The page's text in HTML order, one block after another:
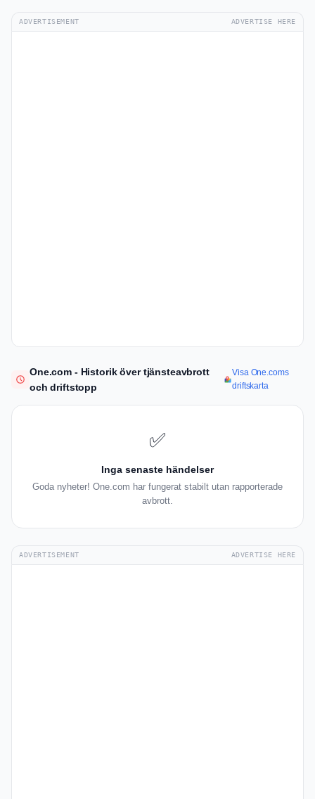
ADVERTISEMENT ADVERTISE HERE
One.com - Historik över tjänsteavbrott
och driftstopp
Visa One.coms
driftskarta
✅
Inga senaste händelser
Goda nyheter! One.com har fungerat stabilt utan rapporterade
avbrott.
ADVERTISEMENT ADVERTISE HERE